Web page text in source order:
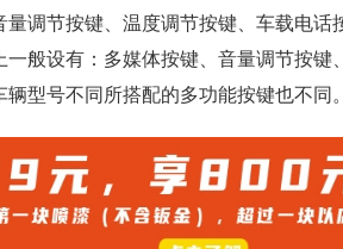
调节按键、温度调节按键、车载电
般设有：多媒体按键、音量调节按
型号不同所搭配的多功能按键也不同。